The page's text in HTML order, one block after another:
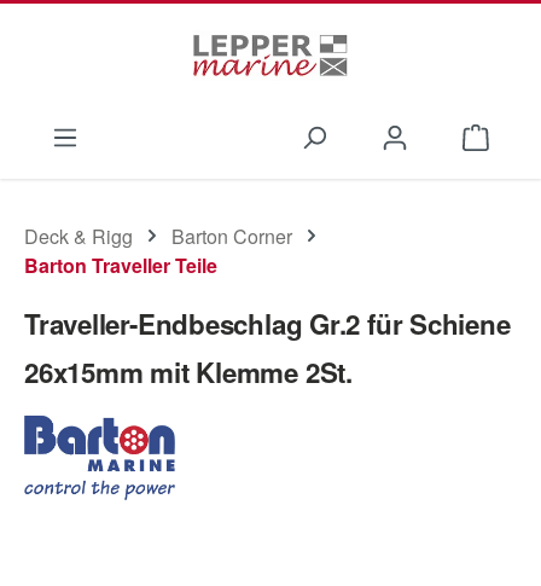
Deck & Rigg
Barton Corner
Barton Traveller Teile
Traveller-Endbeschlag Gr.2 für Schiene
26x15mm mit Klemme 2St.